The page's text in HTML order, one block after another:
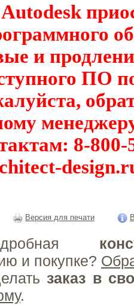
и
ПО
8-800-
Версия для печати
и покупке?
заказ в
.